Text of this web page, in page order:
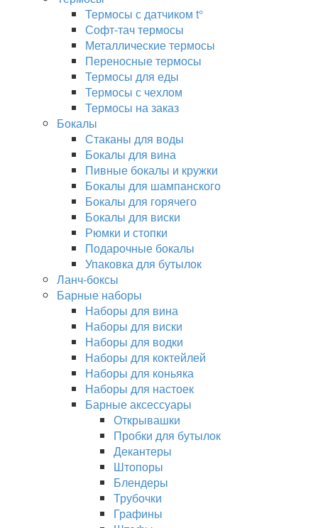
Термосы с датчиком t°
Софт-тач термосы
Металлические термосы
Переносные термосы
Термосы для еды
Термосы с чехлом
Термосы на заказ
Бокалы
Стаканы для воды
Бокалы для вина
Пивные бокалы и кружки
Бокалы для шампанского
Бокалы для горячего
Бокалы для виски
Рюмки и стопки
Подарочные бокалы
Упаковка для бутылок
Ланч-боксы
Барные наборы
Наборы для вина
Наборы для виски
Наборы для водки
Наборы для коктейлей
Наборы для коньяка
Наборы для настоек
Барные аксессуары
Открывашки
Пробки для бутылок
Декантеры
Штопоры
Блендеры
Трубочки
Графины